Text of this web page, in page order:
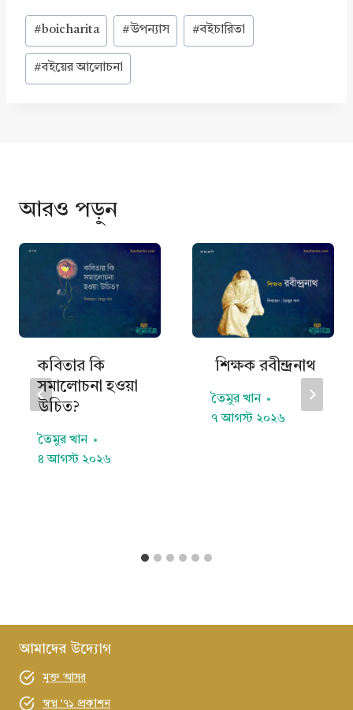
Post
Tags:
#boicharita #উপন্যাস #বইচারিতা
#বইয়ের আলোচনা
আরও পড়ুন
কবিতার কি
সমালোচনা হওয়া
উচিত?
তৈমুর খান
৪ আগস্ট ২০২৬
শিক্ষক রবীন্দ্রনাথ
তৈমুর খান
৭ আগস্ট ২০২৬
আমাদের উদ্যোগ
মুক্ত আসর
স্বপ্ন ‘৭১ প্রকাশন